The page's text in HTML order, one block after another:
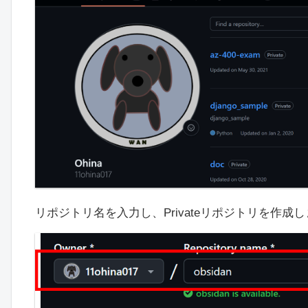
リポジトリ名を入力し、Privateリポジトリを作成